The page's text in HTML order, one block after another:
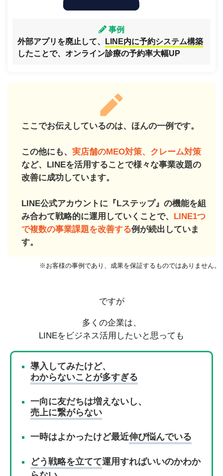
事例
外部アプリを廃止して、
LINE内に予約システム構築
したことで、オンライン診療の予約率大幅UP
ここでお伝えしているのは、ほんの一例です。
この他にも、 実店舗のMEO対策、クレーム対策
など、LINEを活用することで様々な事業改題の
改善に成功しています。
LINE公式アカウントに『Lステップ』の機能を組
み合わて戦略的に運用していくことで、 LINE1つ
で複数の事業課題を改善する例が続出していま
す。
※お客様の事例であり、成果を保証するものではありません。
ですが
多くの企業は、
LINEをビジネス活用したいと思っても
導入してみたけど、
わからないことが多すぎる
一向に友だちは増えないし、
売上に繋がらない
一時はよかったけど最近伸び悩んでいる
どう戦略を立てて運用すればいいのかわか